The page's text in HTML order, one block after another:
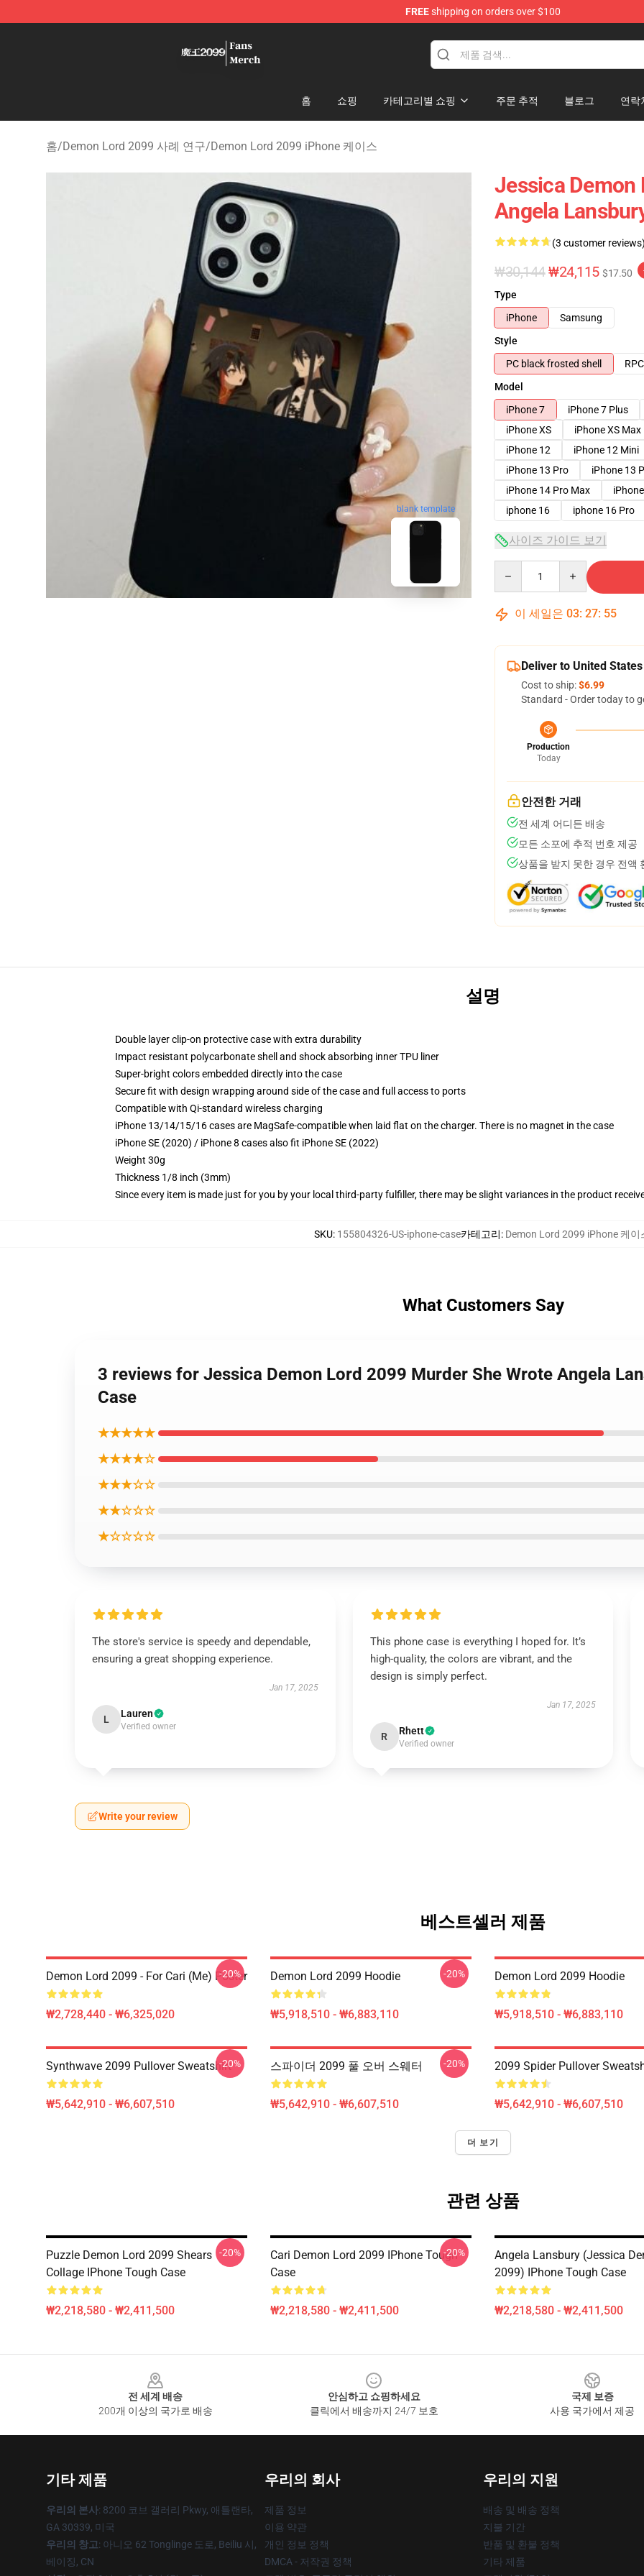
FREEshipping on orders over $100
홈 쇼핑 카테고리별 쇼핑 주문 추적 블로그 연락
홈/Demon Lord 2099 사례 연구/Demon Lord 2099 iPhone 케이스
blank template
Jessica Demon
Angela
(3 customer reviews)
₩30,144₩24,115 $17.50
Type
iPhone
Samsung
Style
PC black frosted shell
Model
iPhone 7
iPhone 7 Plus
iPhone XS
iPhone XS Max
iPhone 12
iPhone 12 Mini
iPhone 13 Pro
iPhone 13
iPhone 14 Pro Max
iphone 16
iphone 16 Pro
사이즈 가이드 보기
이 세일은 03: 27: 54
Deliver to United States
Cost to ship:$6.99
Standard - Order today to
Production
Today
안전한 거래
전 세계 어디든 배송
모든 소포에 추적 번호 제공
상품을 받지 못한 경우 전액
설명
Double layer clip-on protective case with extra durability
Impact resistant polycarbonate shell and shock absorbing inner TPU liner
Super-bright colors embedded directly into the case
Secure fit with design wrapping around side of the case and full access to ports
Compatible with Qi-standard wireless charging
iPhone 13/14/15/16 cases are MagSafe-compatible when laid flat on the charger. There is no magnet in the case
iPhone SE (2020) / iPhone 8 cases also fit iPhone SE (2022)
Weight 30g
Thickness 1/8 inch (3mm)
Since every item is made just for you by your local third-party fulfiller, there may be slight variances in the product
SKU: 155804326-US-iphone-case카테고리: Demon Lord 2099 iPhone 케이
What Customers Say
3 reviews for Jessica Demon Lord 2099 Murder She Wrote Angela
Case
★★★★★
★★★★☆
★★★☆☆
★★☆☆☆
★☆☆☆☆
The store's service is speedy and dependable,
ensuring a great shopping experience.
Jan 17, 2025
L Lauren
Verified owner
This phone case is everything I hoped for. It’s
high-quality, the colors are vibrant, and the
design is simply perfect.
Jan 17, 2025
R Rhett
Verified owner
Write your review
베스트셀러 제품
Demon Lord 2099 - For Cari (me) Poster
₩2,728,440 - ₩6,325,020
-20% Demon Lord 2099 Hoodie
₩5,918,510 - ₩6,883,110
-20% Demon Lord 2099 Hoodie
₩5,918,510 - ₩6,883,110
Synthwave 2099 Pullover Sweatshirt
₩5,642,910 - ₩6,607,510
-20% 스파이더 2099 풀 오버 스웨터
₩5,642,910 - ₩6,607,510
-20% 2099 Spider Pullover
₩5,642,910 - ₩6,607,510
더 보기
관련 상품
Puzzle Demon Lord 2099 Shears
Collage IPhone Tough Case
₩2,218,580 - ₩2,411,500
-20%
Cari Demon Lord 2099 IPhone Tough
Case
₩2,218,580 - ₩2,411,500
-20%
Angela Lansbury (Jessica
2099) IPhone Tough Case
₩2,218,580 - ₩2,411,500
전 세계 배송
200개 이상의 국가로 배송
안심하고 쇼핑하세요
클릭에서 배송까지 24/7 보호
국제 보증
사용 국가에서 제공
기타 제품
우리의 본사: 8200 코브 갤러리 Pkwy, 애틀랜타,
GA 30339, 미국
우리의 창고: 아니오 62 Tonglinge 도로, Beiliu 시,
베이징, CN
우리의 회사
제품 정보
이용 약관
개인 정보 정책
DMCA - 저작권 정책
우리의 지원
배송 및 배송 정책
지불 기간
반품 및 환불 정책
기타 제품